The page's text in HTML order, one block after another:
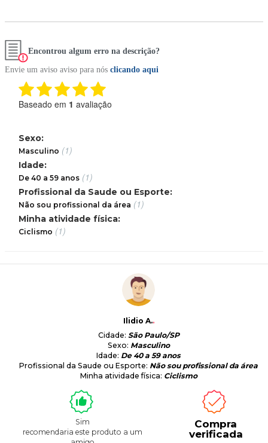
Encontrou algum erro na descrição?
Envie um aviso aviso para nós clicando aqui
Baseado em 1 avaliação
Sexo:
Masculino (1)
Idade:
De 40 a 59 anos (1)
Profissional da Saude ou Esporte:
Não sou profissional da área (1)
Minha atividade física:
Ciclismo (1)
Ilidio A..
Cidade: São Paulo/SP
Sexo: Masculino
Idade: De 40 a 59 anos
Profissional da Saude ou Esporte: Não sou profissional da área
Minha atividade física: Ciclismo
Sim
recomendaria este produto a um
Compra
verificada